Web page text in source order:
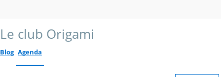
Le club Origami
Blog Agenda